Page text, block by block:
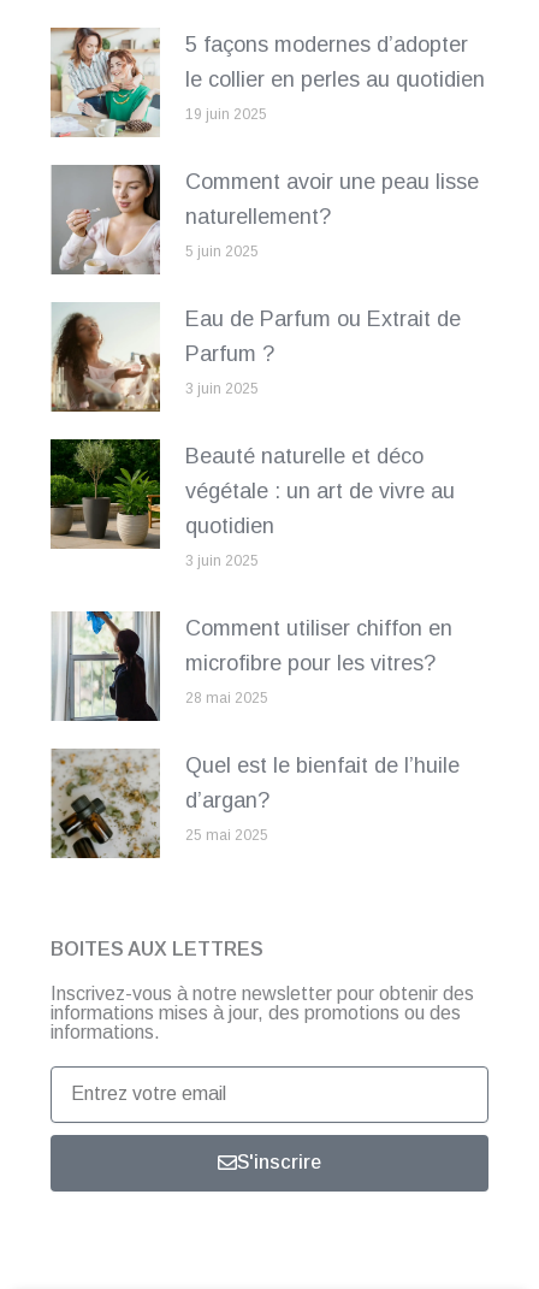
5 façons modernes d’adopter
le collier en perles au quotidien
19 juin 2025
Comment avoir une peau lisse
naturellement?
5 juin 2025
Eau de Parfum ou Extrait de
Parfum ?
3 juin 2025
Beauté naturelle et déco
végétale : un art de vivre au
quotidien
3 juin 2025
Comment utiliser chiffon en
microfibre pour les vitres?
28 mai 2025
Quel est le bienfait de l’huile
d’argan?
25 mai 2025
BOITES AUX LETTRES
Inscrivez-vous à notre newsletter pour obtenir des
informations mises à jour, des promotions ou des
informations.
Entrez
votre
email
S'inscrire